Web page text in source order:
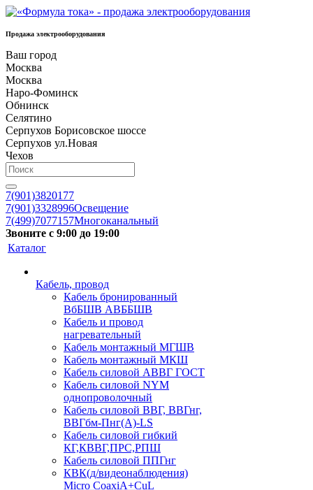
Продажа электрооборудования
Ваш город
Москва
Москва
Наро-Фоминск
Обнинск
Селятино
Серпухов Борисовское шоссе
Серпухов ул.Новая
Чехов
7(901)3820177
7(901)3328996Освещение
7(499)7077157Многоканальный
Звоните с 9:00 до 19:00
Каталог
Кабель, провод
Кабель бронированный
ВбБШВ АВББШВ
Кабель и провод
нагревательный
Кабель монтажный МГШВ
Кабель монтажный МКШ
Кабель силовой АВВГ ГОСТ
Кабель силовой NYM
однопроволочный
Кабель силовой ВВГ, ВВГнг,
ВВГбм-Пнг(А)-LS
Кабель силовой гибкий
КГ,КВВГ,ПРС,РПШ
Кабель силовой ППГнг
КВК(д/видеонаблюдения)
Micro CoaxiA+CuL